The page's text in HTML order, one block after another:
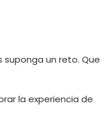
suponga un reto. Que
la experiencia de